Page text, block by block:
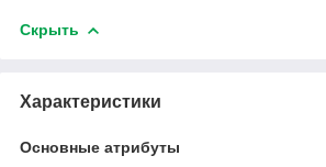
Скрыть
Характеристики
Основные атрибуты